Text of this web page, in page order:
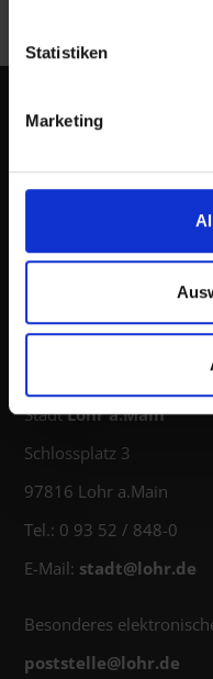
Statistiken
Marketing
Stadt Lohr auf
Stadt Lohr auf
StadtLohr a.Main
Schlossplatz 3
97816 Lohr a.Main
Tel.: 0 93 52 / 848-0
E-Mail: stadt@lohr.de
Besonderes
poststelle@lohr.de